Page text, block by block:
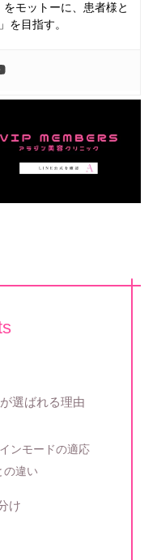
モットーに、患者様と
を目指す。
選ばれる理由
ンモードの適応
の違い
け